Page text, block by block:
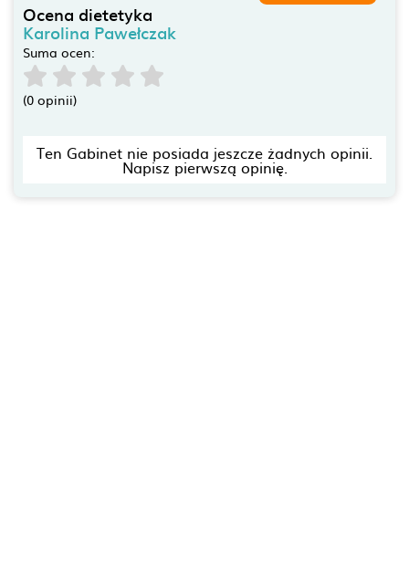
Ocena dietetyka
Karolina Pawełczak
Suma ocen:
(0 opinii)
Ten Gabinet nie posiada jeszcze żadnych opinii.
Napisz pierwszą opinię.